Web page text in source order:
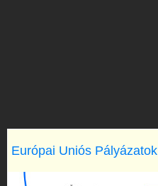
Európai Uniós Pályázatok